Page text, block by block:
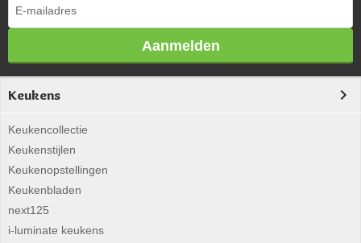
Aanmelden
Keukens
Keukencollectie
Keukenstijlen
Keukenopstellingen
Keukenbladen
next125
i-luminate keukens